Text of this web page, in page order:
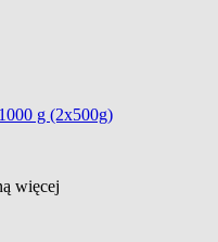
g (2x500g)
więcej